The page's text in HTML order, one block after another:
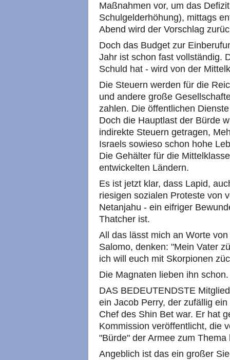
Maßnahmen vor, um das
Schulgelderhöhung), mittags
Abend wird der Vorschlag
Doch das Budget zur
Jahr ist schon fast vollständig.
Schuld hat - wird von der
Die Steuern werden für die
und andere große
zahlen. Die öffentlichen
Doch die Hauptlast der Bürde
indirekte Steuern getragen,
Israels sowieso schon hohe
Die Gehälter für die
entwickelten Ländern.
Es ist jetzt klar, dass Lapid,
riesigen sozialen Proteste von
Netanjahu - ein eifriger
Thatcher ist.
All das lässt mich an Worte
Salomo, denken: "Mein Vater
ich will euch mit Skorpionen
Die Magnaten lieben ihn schon.
DAS BEDEUTENDSTE
ein Jacob Perry, der zufällig
Chef des Shin Bet war. Er hat
Kommission veröffentlicht, die
"Bürde" der Armee zum Thema
Angeblich ist das ein großer